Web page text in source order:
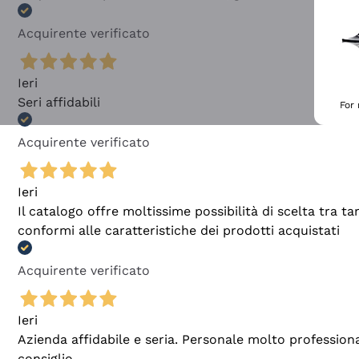
Acquirente verificato
Ieri
Seri affidabili
Acquirente verificato
Ieri
Il catalogo offre moltissime possibilità di scelta tra
conformi alle caratteristiche dei prodotti acquistati
Acquirente verificato
Ieri
Azienda affidabile e seria. Personale molto
For